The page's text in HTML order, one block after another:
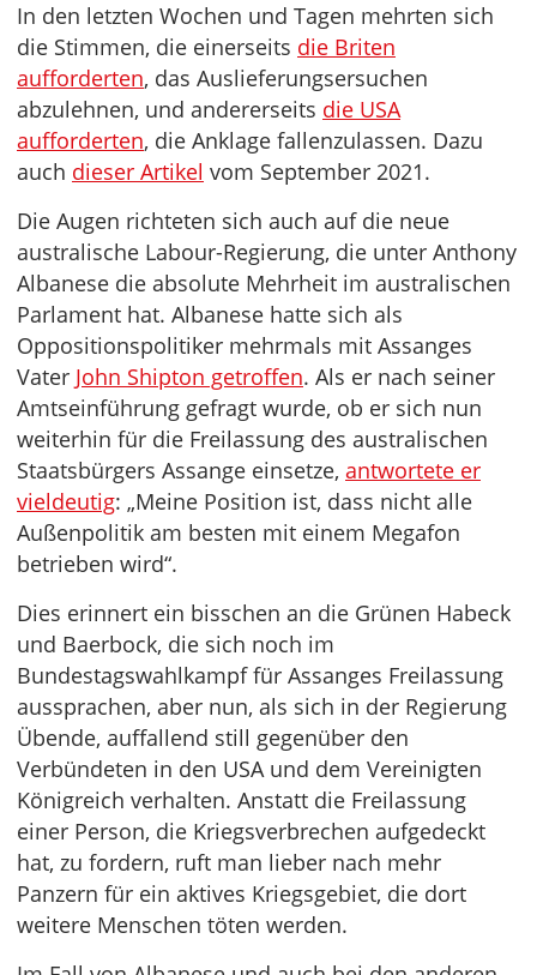
In den letzten Wochen und Tagen mehrten sich
die Stimmen, die einerseits die Briten
aufforderten, das Auslieferungsersuchen
abzulehnen, und andererseits die USA
aufforderten, die Anklage fallenzulassen. Dazu
auch dieser Artikel vom September 2021.
Die Augen richteten sich auch auf die neue
australische Labour-Regierung, die unter Anthony
Albanese die absolute Mehrheit im australischen
Parlament hat. Albanese hatte sich als
Oppositionspolitiker mehrmals mit Assanges
Vater John Shipton getroffen. Als er nach seiner
Amtseinführung gefragt wurde, ob er sich nun
weiterhin für die Freilassung des australischen
Staatsbürgers Assange einsetze, antwortete er
vieldeutig: „Meine Position ist, dass nicht alle
Außenpolitik am besten mit einem Megafon
betrieben wird“.
Dies erinnert ein bisschen an die Grünen Habeck
und Baerbock, die sich noch im
Bundestagswahlkampf für Assanges Freilassung
aussprachen, aber nun, als sich in der Regierung
Übende, auffallend still gegenüber den
Verbündeten in den USA und dem Vereinigten
Königreich verhalten. Anstatt die Freilassung
einer Person, die Kriegsverbrechen aufgedeckt
hat, zu fordern, ruft man lieber nach mehr
Panzern für ein aktives Kriegsgebiet, die dort
weitere Menschen töten werden.